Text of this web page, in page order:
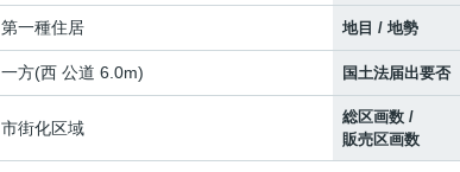
第一種住居 地目 / 地勢
一方(西 公道 6.0m) 国土法届出要否
市街化区域
総区画数 /
販売区画数